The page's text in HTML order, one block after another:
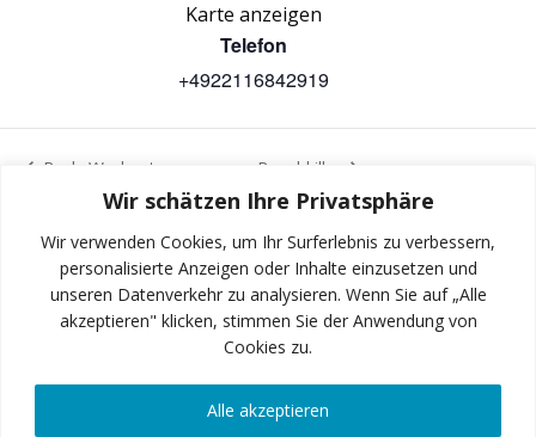
Wir schätzen Ihre Privatsphäre
Wir verwenden Cookies, um Ihr Surferlebnis zu verbessern,
personalisierte Anzeigen oder Inhalte einzusetzen und
unseren Datenverkehr zu analysieren. Wenn Sie auf „Alle
akzeptieren" klicken, stimmen Sie der Anwendung von
Cookies zu.
Alle akzeptieren
Karte anzeigen
Telefon
+4922116842919
Body Workout Bauchkiller
INSTAGRAM
FACEBOOK